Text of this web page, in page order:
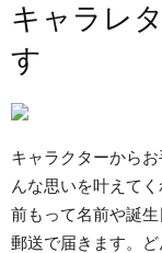
キャラレ
す
キャラクターから
んな思いを叶えて
前もって名前や誕
郵送で届きます。